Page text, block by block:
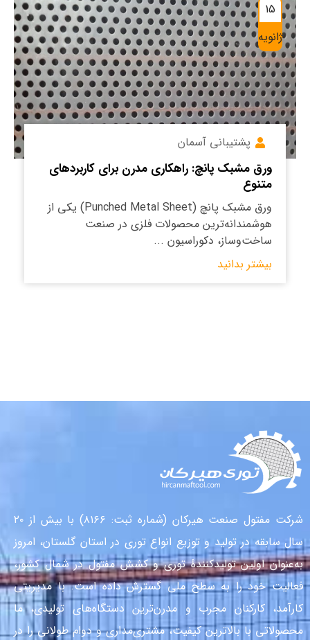
15
ژانویه
پشتیبانی آسمان
ورق مشبک پانچ: راهکاری مدرن برای کاربردهای
متنوع
ورق مشبک پانچ (Punched Metal Sheet) یکی از
هوشمندانه‌ترین محصولات فلزی در صنعت
ساخت‌وساز، دکوراسیون ...
بیشتر بدانید
شرکت مفتول صنعت هیرکان (شماره ثبت: ۸۱۶۶) با بیش از ۲۰
سال سابقه در تولید و توزیع انواع توری در استان گلستان، امروز
به‌عنوان اولین تولیدکنندهٔ توری و کشش مفتول در شمال کشور،
فعالیت خود را به سطح ملی گسترش داده است. با مدیریتی
کارآمد، کارکنان مجرب و مدرن‌ترین دستگاه‌های تولیدی، ما
محصولاتی با بالاترین کیفیت، مشتری‌مداری و دوام طولانی را در